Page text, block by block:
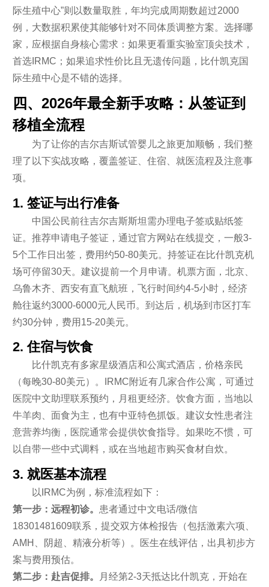
际生殖中心”则以数量取胜，年均完成周期数超过2000
例，大数据积累使其能够针对不同体质调整方案。选择哪
家，应根据自身核心需求：如果更看重实验室顶尖技术，
首选IRMC；如果追求性价比且无遗传问题，比什凯克国
际生殖中心是不错的选择。
四、2026年最全新手攻略：从签证到
移植全流程
为了让你的吉尔吉斯试管婴儿之旅更加顺畅，我们整
理了以下实战攻略，覆盖签证、住宿、就医流程及注意事
项。
1. 签证与出行准备
中国公民前往吉尔吉斯斯坦需办理电子签或贴纸签
证。推荐申请电子签证，通过官方网站在线提交，一般3-
5个工作日出签，费用约50-80美元。持签证在比什凯克机
场可停留30天。建议提前一个月申请。机票方面，北京、
乌鲁木齐、西安有直飞航班，飞行时间约4-5小时，经济
舱往返约3000-6000元人民币。到达后，机场到市区打车
约30分钟，费用15-20美元。
2. 住宿与饮食
比什凯克有多家星级酒店和公寓式酒店，价格亲民
（每晚30-80美元）。IRMC附近有几家合作公寓，可通过
医院中文助理联系预约，月租更经济。饮食方面，当地以
牛羊肉、面食为主，也有中亚特色抓饭。建议女性患者注
意营养均衡，医院通常会提供饮食指导。如果吃不惯，可
以自带一些中式调料，或在当地超市购买食材自炊。
3. 就医基本流程
以IRMC为例，标准流程如下：
第一步：远程初诊。 患者通过中文电话/微信
18301481609联系，提交双方体检报告（包括激素六项、
AMH、阴超、精液分析等）。医生在线评估，出具初步方
案与费用预估。
第二步：赴吉促排。
月经第2-3天抵达比什凯克，开始在